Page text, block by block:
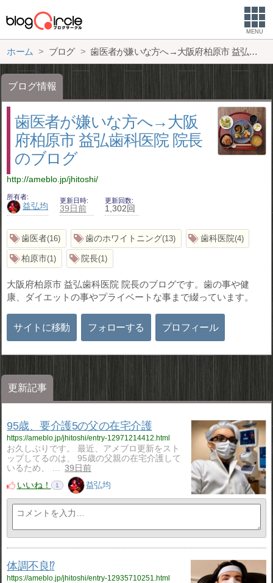
MENU
ホーム ブログ 歯医者が嫌いな方へ→大阪府柏原市 益弘歯科医院 院長のブログ
ブログ情報
歯医者が嫌いな方へ→大阪
府柏原市 益弘歯科医院 院長
のブログ
http://ameblo.jp/jhitoshi/
所有者
益弘均
更新日時
39日前
更新回数
1,302回
歯医者 16 歯のホワイトニング 13 歯科医院 4
柏原市 1 院長 1
大阪府柏原市 益弘歯科医院 院長のブログです。歯の事や健
康、ダイエットの事やプライベートな事まで綴っています。
サイトに移動 フォローする プロフィール
更新記事
95歳、要介護5の父の在宅介護
https://ameblo.jp/jhitoshi/entry-12971214412.html
お久しぶりです。 最近、アメブロ更新をスト
ップしてるのは、 95歳の父親の在宅介護して
いるため、 …
39日前
いいね！
1 益弘均
体調不良⁉️
https://ameblo.jp/jhitoshi/entry-12935710251.html